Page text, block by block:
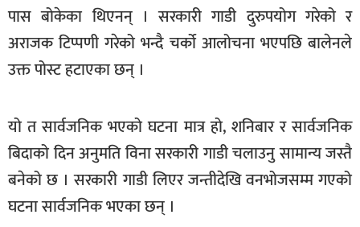
फोटो
भिडियो
समाज
शिक्षा
विचार
स्वास्थ्य
पास बोकेका थिएनन् । सरकारी गाडी दुरुपयोग गरेको र
अराजक टिप्पणी गरेको भन्दै चर्को आलोचना भएपछि बालेनले
उक्त पोस्ट हटाएका छन् ।
यो त सार्वजनिक भएको घटना मात्र हो, शनिबार र सार्वजनिक
बिदाको दिन अनुमति विना सरकारी गाडी चलाउनु सामान्य जस्तै
बनेको छ । सरकारी गाडी लिएर जन्तीदेखि वनभोजसम्म गएको
घटना सार्वजनिक भएका छन् ।